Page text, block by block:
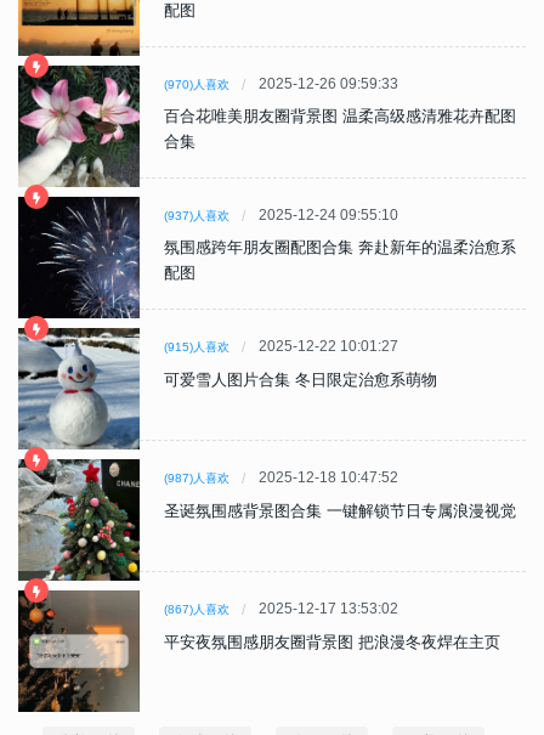
配图
(970)人喜欢 2025-12-26 09:59:33
百合花唯美朋友圈背景图 温柔高级感清雅花卉配图
合集
(937)人喜欢 2025-12-24 09:55:10
氛围感跨年朋友圈配图合集 奔赴新年的温柔治愈系
配图
(915)人喜欢 2025-12-22 10:01:27
可爱雪人图片合集 冬日限定治愈系萌物
(987)人喜欢 2025-12-18 10:47:52
圣诞氛围感背景图合集 一键解锁节日专属浪漫视觉
(867)人喜欢 2025-12-17 13:53:02
平安夜氛围感朋友圈背景图 把浪漫冬夜焊在主页